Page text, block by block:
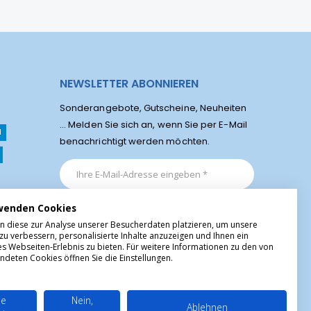
NEWSLETTER ABONNIEREN
Sonderangebote, Gutscheine, Neuheiten
... Melden Sie sich an, wenn Sie per E-Mail
benachrichtigt werden möchten.
Cookies
diese zur Analyse unserer Besucherdaten platzieren, um unsere
verbessern, personalisierte Inhalte anzuzeigen und Ihnen ein
Webseiten-Erlebnis zu bieten. Für weitere Informationen zu den von
Cookies öffnen Sie die Einstellungen.
Nein,
Ablehnen